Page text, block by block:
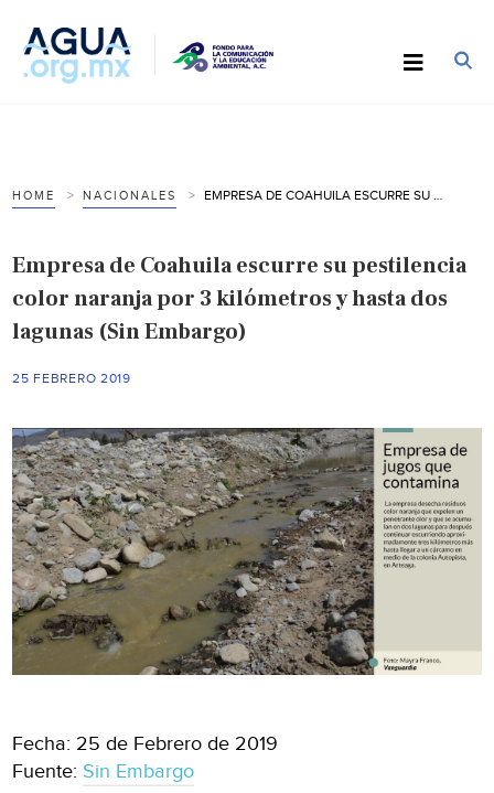
HOME NACIONALES
Empresa de Coahuila escurre su pestilencia
color naranja por 3 kilómetros y hasta dos
lagunas (Sin Embargo)
25 FEBRERO 2019
Fecha: 25 de Febrero de 2019
Fuente: Sin Embargo